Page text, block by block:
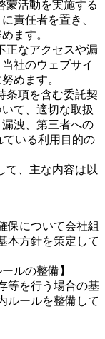
蒙活動を実施する
責任者を置き、
ます。
正なアクセスや漏
社のウェブサイ
めます。
条項を含む委託契
て、適切な取扱
洩、第三者への
ている利用目的の
て、主な内容は以
保について会社組
本方針を策定して
ルの整備】
等を行う場合の基
ルールを整備して